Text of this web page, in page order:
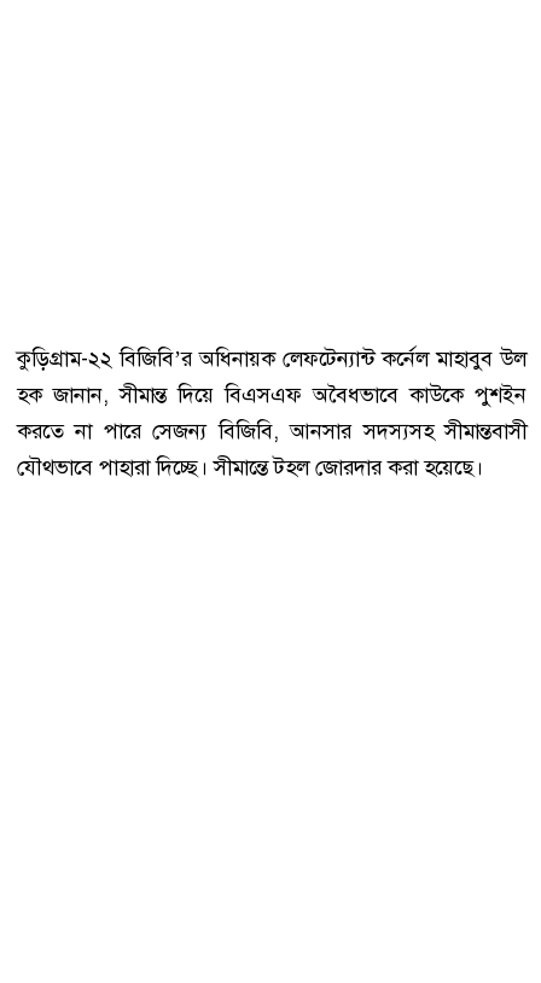
কুড়িগ্রাম-২২ বিজিবি’র অধিনায়ক লেফটেন্যান্ট কর্নেল মাহাবুব উল
হক জানান, সীমান্ত দিয়ে বিএসএফ অবৈধভাবে কাউকে পুশইন
করতে না পারে সেজন্য বিজিবি, আনসার সদস্যসহ সীমান্তবাসী
যৌথভাবে পাহারা দিচ্ছে। সীমান্তে টহল জোরদার করা হয়েছে।